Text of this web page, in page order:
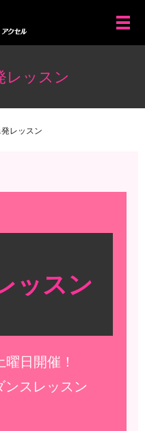
メ
レッスン
レッスン
ッスン
日開催！
ンスレッスン